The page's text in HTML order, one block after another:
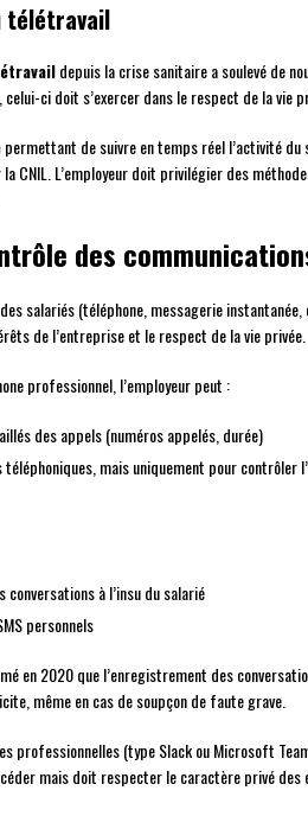
télétravail
depuis la crise sanitaire a soulevé de
ci doit s’exercer dans le respect de la vie
permettant de suivre en temps réel l’activité
CNIL. L’employeur doit privilégier des
des
salariés (téléphone, messagerie
de l’entreprise et le respect de la vie privée.
professionnel, l’employeur peut :
des appels (numéros appelés, durée)
téléphoniques, mais uniquement pour
à l’insu du salarié
personnels
en 2020 que l’enregistrement des
même en cas de soupçon de faute grave.
professionnelles (type Slack ou Microsoft
mais doit respecter le caractère privé des